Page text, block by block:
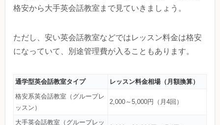
格安から大手英会話教室まで見ていきましょう。
ただし、安い英会話教室などではレッスン料金は格安
になっていて、別途管理費が入ることもあります。
通学型英会話教室タイプ レッスン料金相場（月額換算）
格安系英会話教室（グループレ
ッスン）
2,000～5,000円（月4回）
大手英会話教室（グループレッ